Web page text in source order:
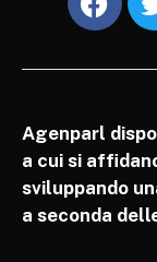
Agenparl
a cui si
sviluppando
a seconda